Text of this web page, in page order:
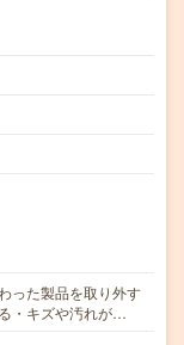
った製品を取り外す
・キズや汚れが…